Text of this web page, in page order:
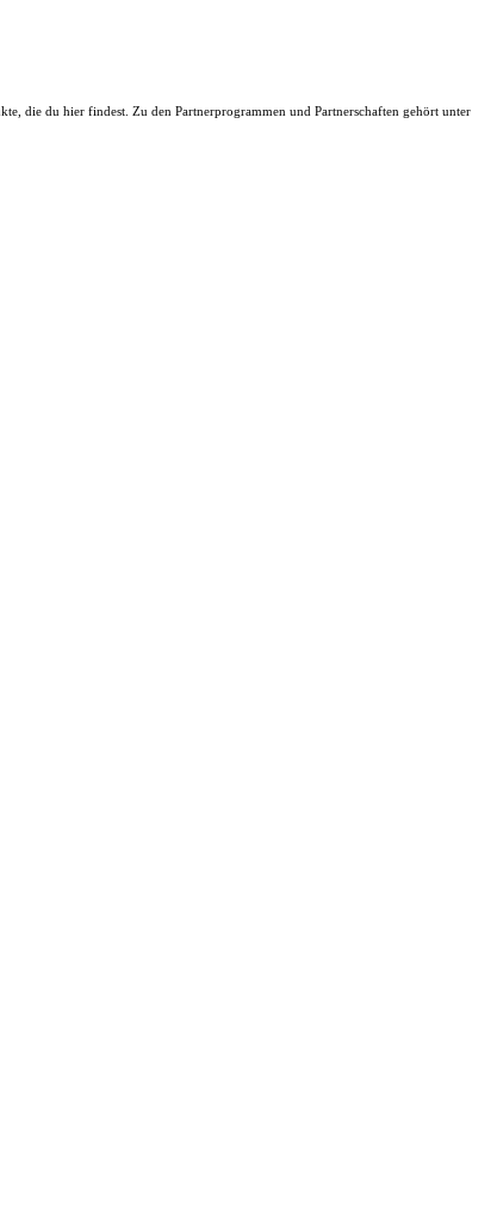
die du hier findest. Zu den Partnerprogrammen und Partnerschaften gehört unter